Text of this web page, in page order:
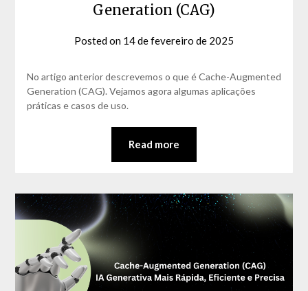
Generation (CAG)
Posted on 14 de fevereiro de 2025
Matos
No artigo anterior descrevemos o que é Cache-Augmented
Generation (CAG). Vejamos agora algumas aplicações
práticas e casos de uso.
Read more